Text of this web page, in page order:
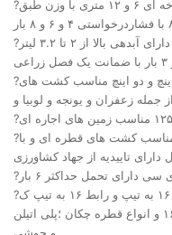
?لوله های شش و هشت و ده اینچ بصورت شاخه ای ۶ و ۱۲ متری با وزن طبق
? ۱۰ سانت و۲۰ سانت دارای آبدهی بالا از ۲ تا ۳.۲ لیتر
?لوله های تاشو بارانی درسایزهای یک اینچ و دو اینچ مناسب کشت های
?لوله های نخدار از سایز ۶۳ تا سایز ۲۰۰ م.م مناسب کشت های قطره ای و با
تاییدیه از جهاد کشاورزی
دارای تحمل حداکثر ۶ بار
?اتصالات قطره ای شامل شیر ۱۶به ۱۶ و شیر ۱۶ به تیپ و رابط ۱۶ به تیپ ک
رابط تیپ به تیپ و واشر باز ۱۶ و واشر کور ۱۶ و انواع قطره چکان ؛پلی اتیلن